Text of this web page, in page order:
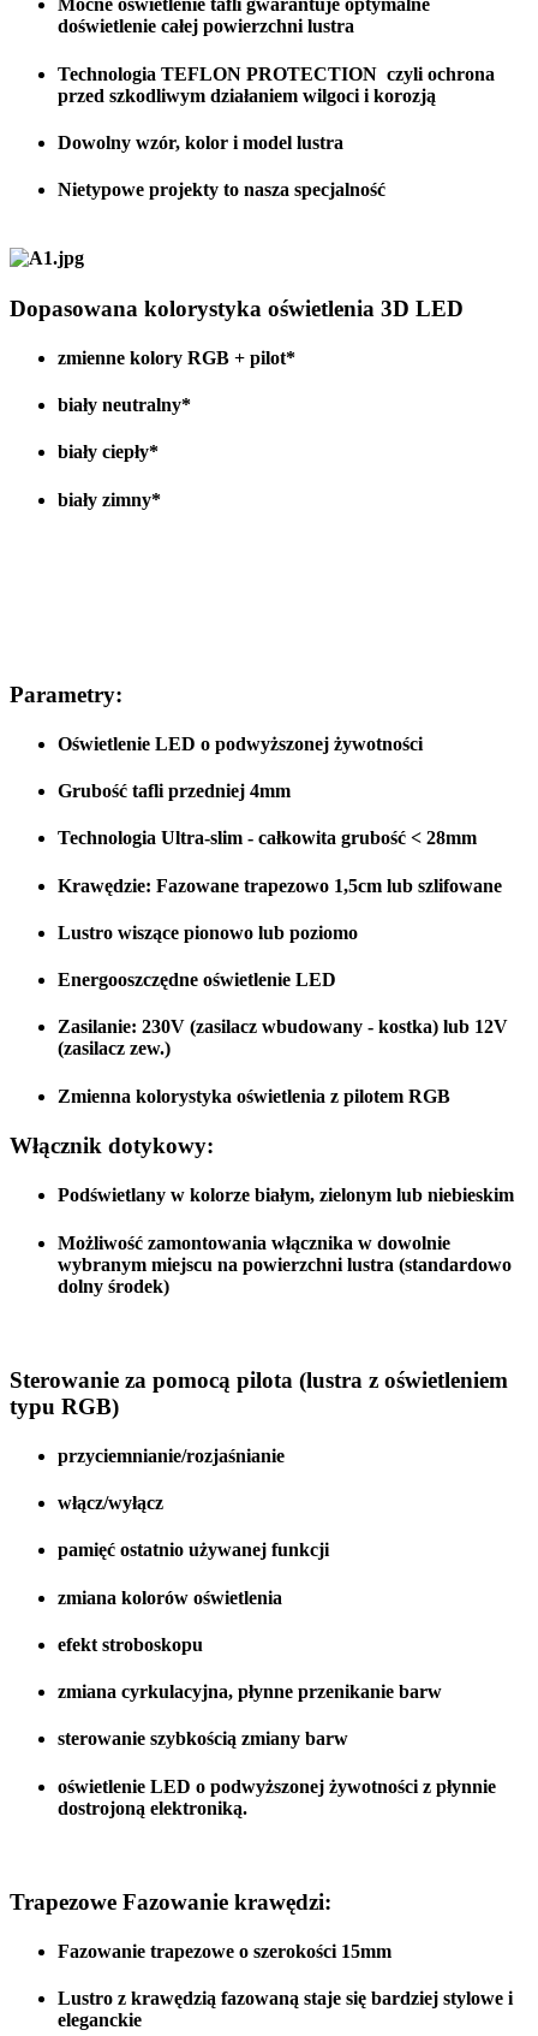
Mocne oświetlenie tafli gwarantuje optymalne
doświetlenie całej powierzchni lustra
Technologia TEFLON PROTECTION czyli ochrona
przed szkodliwym działaniem wilgoci i korozją
Dowolny wzór, kolor i model lustra
Nietypowe projekty to nasza specjalność
Dopasowana kolorystyka oświetlenia 3D LED
zmienne kolory RGB + pilot*
biały neutralny*
biały ciepły*
biały zimny*
Parametry:
Oświetlenie LED o podwyższonej żywotności
Grubość tafli przedniej 4mm
Technologia Ultra-slim - całkowita grubość < 28mm
Krawędzie: Fazowane trapezowo 1,5cm lub szlifowane
Lustro wiszące pionowo lub poziomo
Energooszczędne oświetlenie LED
Zasilanie: 230V (zasilacz wbudowany - kostka) lub 12V
(zasilacz zew.)
Zmienna kolorystyka oświetlenia z pilotem RGB
Włącznik dotykowy:
Podświetlany w kolorze białym, zielonym lub niebieskim
Możliwość zamontowania włącznika w dowolnie
wybranym miejscu na powierzchni lustra (standardowo
dolny środek)
Sterowanie za pomocą pilota (lustra z oświetleniem
typu RGB)
przyciemnianie/rozjaśnianie
włącz/wyłącz
pamięć ostatnio używanej funkcji
zmiana kolorów oświetlenia
efekt stroboskopu
zmiana cyrkulacyjna, płynne przenikanie barw
sterowanie szybkością zmiany barw
oświetlenie LED o podwyższonej żywotności z płynnie
dostrojoną elektroniką.
Trapezowe Fazowanie krawędzi:
Fazowanie trapezowe o szerokości 15mm
Lustro z krawędzią fazowaną staje się bardziej stylowe i
eleganckie